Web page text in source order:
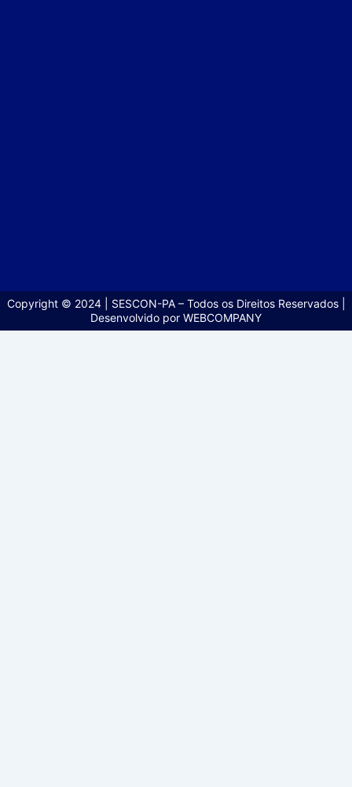
Copyright © 2024 | SESCON-PA – Todos os Direitos Reservados |
Desenvolvido por WEBCOMPANY